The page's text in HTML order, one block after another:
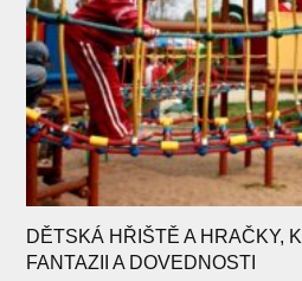
DĚTSKÁ HŘIŠTĚ A HRAČKY,
FANTAZII A DOVEDNOSTI